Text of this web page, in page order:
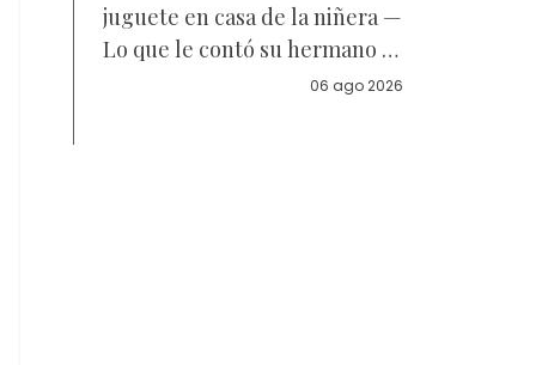
juguete en casa de la niñera —
Lo que le contó su hermano a
06 ago 2026